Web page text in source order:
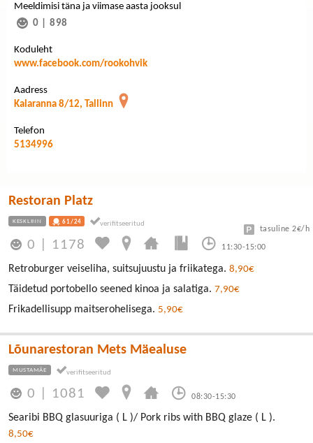
Meeldimisi täna ja viimase aasta jooksul
0
898
Koduleht
www.facebook.com/rookohvik
Aadress
Kalaranna 8/12, Tallinn
Telefon
5134996
Restoran Platz
KESKLINN 61/24
0 1178 11:30-15:00
tasuline 2€/h
Retroburger veiseliha, suitsujuustu ja friikatega. 8,90€
Täidetud portobello seened kinoa ja salatiga. 7,90€
Frikadellisupp maitserohelisega. 5,90€
Lõunarestoran Mets Mäealuse
MUSTAMÄE
0 1081 08:30-15:30
Searibi BBQ glasuuriga ( L )/ Pork ribs with BBQ glaze ( L ).
8,50€